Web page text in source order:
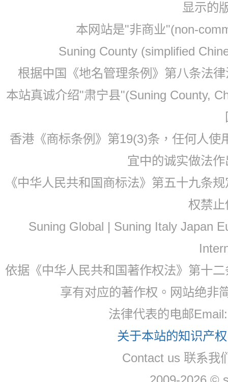
显示的
本网站是"非商业"(non-
Suning County (simplified
根据中国《地名管理条例》第八条法
本站真诚介绍"肃宁县"(Suning County,
香港《商标条例》第19(3)条，任何人
宜中的诚实做法
《中华人民共和国商标法》第五十九条
权禁
Suning Global | Suning Italy Japan
依据《中华人民共和国著作权法》第十
享有对应的著作权。网站绝非
法律代表的电邮
关于本站的知识产
Contact us 联系我